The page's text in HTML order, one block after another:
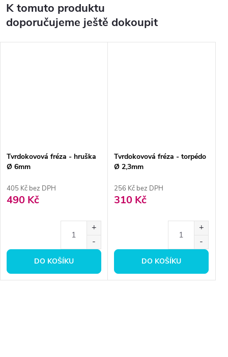
K tomuto produktu
doporučujeme ještě dokoupit
Tvrdokovová fréza - hruška
Ø 6mm
405 Kč bez DPH
490 Kč
DO KOŠÍKU
Tvrdokovová fréza - torpédo
Ø 2,3mm
256 Kč bez DPH
310 Kč
DO KOŠÍKU